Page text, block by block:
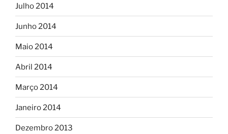
Julho 2014
Junho 2014
Maio 2014
Abril 2014
Março 2014
Janeiro 2014
Dezembro 2013